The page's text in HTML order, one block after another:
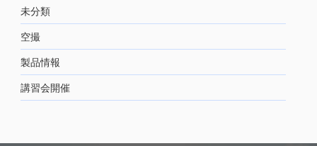
未分類
空撮
製品情報
講習会開催